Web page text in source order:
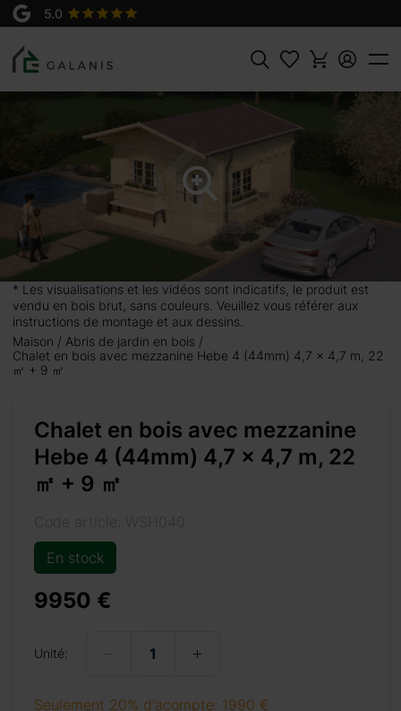
Rechercher
* Les visualisations et les vidéos sont indicatifs, le produit est
vendu en bois brut, sans couleurs. Veuillez vous référer aux
instructions de montage et aux dessins.
Maison
Abris de jardin en bois
Chalet en bois avec mezzanine Hebe 4 (44mm) 4,7 x 4,7 m, 22
㎡ + 9 ㎡
Chalet en bois avec mezzanine
Hebe 4 (44mm) 4,7 x 4,7 m, 22
㎡ + 9 ㎡
En stock
9950 €
Unité:
Seulement 20% d'acompte: 1990 €
Produit:
Hebe 4 Madriers en 44 mm
9950 €
m, 22 ㎡
et un loft de 9
en trois pièces.
un canapé, une
comme espace
l’étage supérieur,
telles que la
cette cabane en
9-%e3%8e%a1/